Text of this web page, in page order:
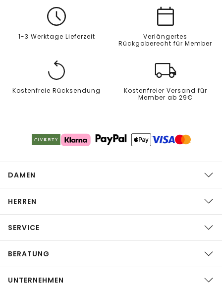
1-3 Werktage Lieferzeit
Verlängertes
Rückgaberecht für Member
Kostenfreie Rücksendung
Kostenfreier Versand für
Member ab 29€
DAMEN
HERREN
SERVICE
BERATUNG
UNTERNEHMEN